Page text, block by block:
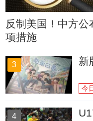
反制美国！中方公
项措施
3 新
今
4